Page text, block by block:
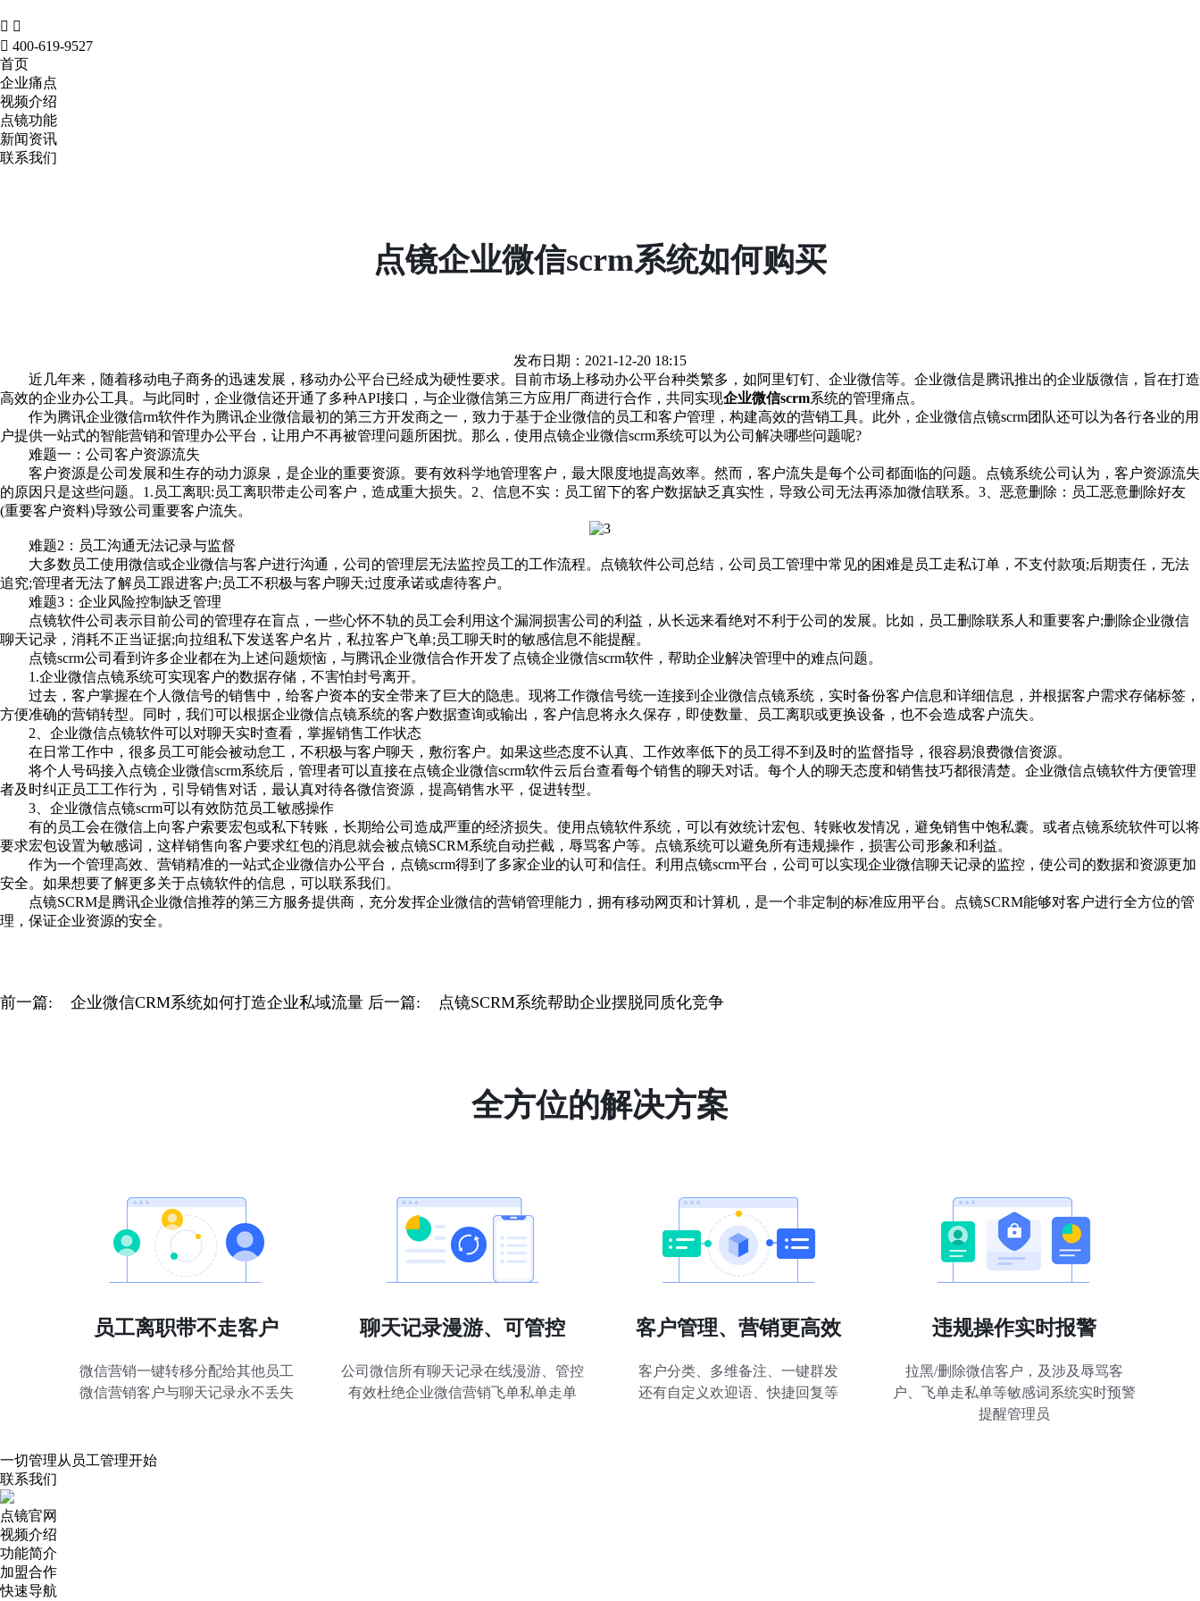
 
 400-619-9527
首页
企业痛点
视频介绍
点镜功能
新闻资讯
联系我们
点镜企业微信scrm系统如何购买
发布日期：2021-12-20 18:15
近几年来，随着移动电子商务的迅速发展，移动办公平台已经成为硬性要求。目前市场上移动办公平台种类繁多，如阿里钉钉、 企业微信等。企业微信是腾讯推出的企业版微信，旨在打造
高效的企业办公工具。与此同时，企业微信还开通了多种API接口，与企业微信第三方应用厂商进行合作，共同实现企业微信scrm系统的管理痛点。
作为腾讯企业微信rm软件作为腾讯企业微信最初的第三方开发商之一，致力于基于企业微信的员工和客户管理，构建高效的营销工具。此外，企业微信点镜scrm团队还可以为各行各业的用
户提供一站式的智能营销和管理办公平台，让用户不再被管理问题所困扰。那么，使用点镜企业微信scrm系统可以为公司解决哪些问题呢?
难题一：公司客户资源流失
客户资源是公司发展和生存的动力源泉，是企业的重要资源。要有效科学地管理客户，最大限度地提高效率。然而，客户流失是每个公司都面临的问题。点镜系统公司认为，客户资源流失
的原因只是这些问题。1.员工离职:员工离职带走公司客户，造成重大损失。2、信息不实：员工留下的客户数据缺乏真实性，导致公司无法再添加微信联系。3、恶意删除：员工恶意删除好友
(重要客户资料)导致公司重要客户流失。
难题2：员工沟通无法记录与监督
大多数员工使用微信或企业微信与客户进行沟通，公司的管理层无法监控员工的工作流程。点镜软件公司总结，公司员工管理中常见的困难是员工走私订单，不支付款项;后期责任，无法
追究;管理者无法了解员工跟进客户;员工不积极与客户聊天;过度承诺或虐待客户。
难题3：企业风险控制缺乏管理
点镜软件公司表示目前公司的管理存在盲点，一些心怀不轨的员工会利用这个漏洞损害公司的利益，从长远来看绝对不利于公司的发展。比如，员工删除联系人和重要客户;删除企业微信
聊天记录 ，消耗不正当证据;向拉组私下发送客户名片，私拉客户飞单;员工聊天时的敏感信息不能提醒。
点镜scrm公司看到许多企业都在为上述问题烦恼，与腾讯企业微信合作开发了点镜企业微信scrm软件，帮助企业解决管理中的难点问题。
1.企业微信点镜系统可实现客户的数据存储，不害怕封号离开。
过去，客户掌握在个人微信号的销售中，给客户资本的安全带来了巨大的隐患。现将工作微信号统一连接到企业微信点镜系统，实时备份客户信息和详细信息，并根据客户需求存储标签，
方便准确的营销转型。同时，我们可以根据企业微信点镜系统的客户数据查询或输出，客户信息将永久保存，即使数量、员工离职或更换设备，也不会造成客户流失。
2、企业微信点镜软件可以对聊天实时查看，掌握销售工作状态
在日常工作中，很多员工可能会被动怠工，不积极与客户聊天，敷衍客户。如果这些态度不认真、工作效率低下的员工得不到及时的监督指导，很容易浪费微信资源。
将个人号码接入点镜企业微信scrm系统后，管理者可以直接在点镜企业微信scrm软件云后台查看每个销售的聊天对话。每个人的聊天态度和销售技巧都很清楚。企业微信点镜软件方便管理
者及时纠正员工工作行为，引导销售对话，最认真对待各微信资源，提高销售水平，促进转型。
3、企业微信点镜scrm可以有效防范员工敏感操作
有的员工会在微信上向客户索要宏包或私下转账，长期给公司造成严重的经济损失。使用点镜软件系统，可以有效统计宏包、转账收发情况，避免销售中饱私囊。或者点镜系统软件可以将
要求宏包设置为敏感词，这样销售向客户要求红包的消息就会被点镜SCRM系统自动拦截，辱骂客户等。点镜系统可以避免所有违规操作，损害公司形象和利益。
作为一个管理高效、营销精准的一站式企业微信办公平台，点镜scrm得到了多家企业的认可和信任。利用点镜scrm平台，公司可以实现企业微信聊天记录的监控，使公司的数据和资源更加
安全。如果想要了解更多关于点镜软件的信息，可以联系我们。
点镜SCRM是腾讯企业微信推荐的第三方服务提供商，充分发挥企业微信的营销管理能力，拥有移动网页和计算机，是一个非定制的标准应用平台。点镜SCRM能够对客户进行全方位的管
理，保证企业资源的安全。
前一篇: 企业微信CRM系统如何打造企业私域流量 后一篇: 点镜SCRM系统帮助企业摆脱同质化竞争
全方位的解决方案
员工离职带不走客户
微信营销一键转移分配给其他员工
微信营销客户与聊天记录永不丢失
聊天记录漫游、可管控
公司微信所有聊天记录在线漫游、管控
有效杜绝企业微信营销飞单私单走单
客户管理、营销更高效
客户分类、多维备注、一键群发
还有自定义欢迎语、快捷回复等
违规操作实时报警
拉黑/删除微信客户，及涉及辱骂客
户、飞单走私单等敏感词系统实时预警
提醒管理员
一切管理从员工管理开始
联系我们
点镜官网
视频介绍
功能简介
加盟合作
快速导航